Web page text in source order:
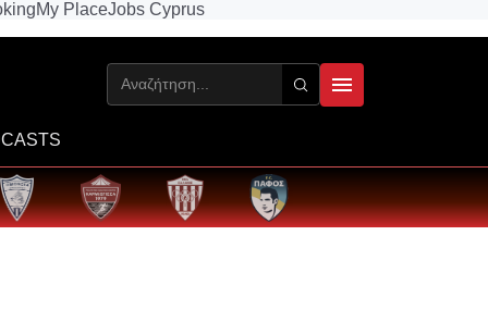
My PlaceJobs Cyprus